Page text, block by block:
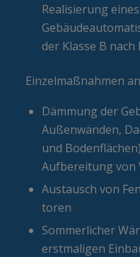
Realisierung eines
der Klasse B nach
Einzelmaßnahmen
Dämmung der
Außenwänden,
und
Aufbereitung von
Austausch von
toren
Sommerlicher
erstmaligen